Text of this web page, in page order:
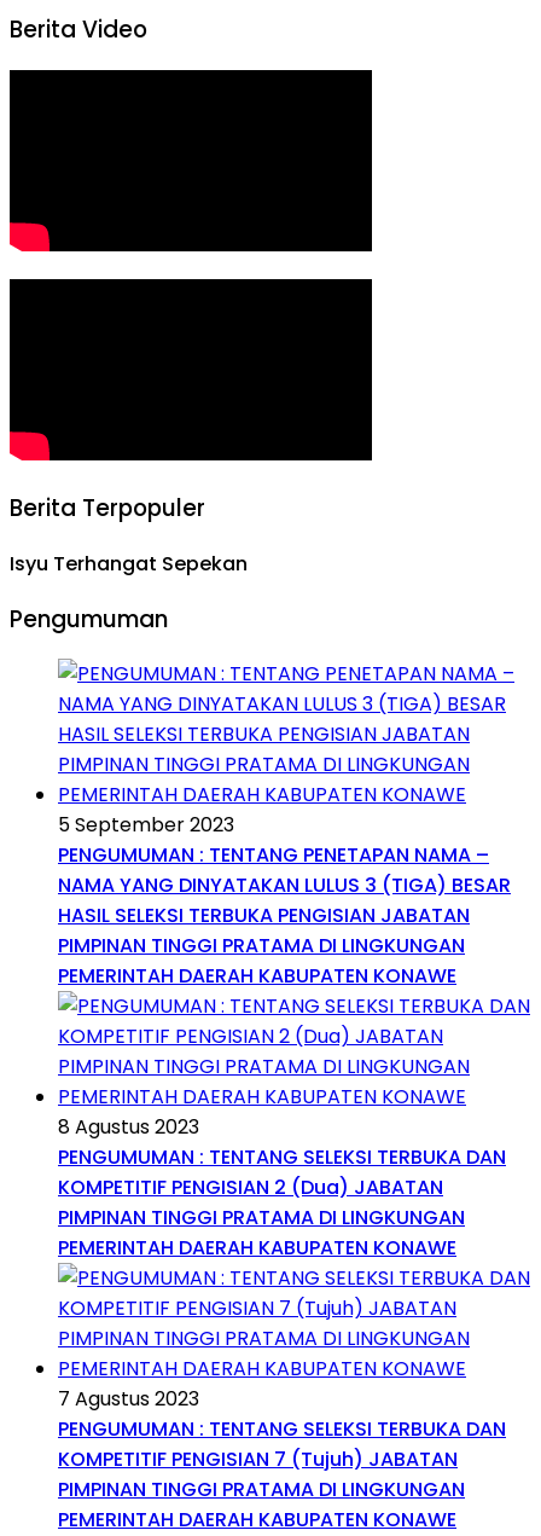
Berita Video
Berita Terpopuler
Isyu Terhangat Sepekan
Pengumuman
5 September 2023
PENGUMUMAN : TENTANG PENETAPAN NAMA –
NAMA YANG DINYATAKAN LULUS 3 (TIGA) BESAR
HASIL SELEKSI TERBUKA PENGISIAN JABATAN
PIMPINAN TINGGI PRATAMA DI LINGKUNGAN
PEMERINTAH DAERAH KABUPATEN KONAWE
8 Agustus 2023
PENGUMUMAN : TENTANG SELEKSI TERBUKA DAN
KOMPETITIF PENGISIAN 2 (Dua) JABATAN
PIMPINAN TINGGI PRATAMA DI LINGKUNGAN
PEMERINTAH DAERAH KABUPATEN KONAWE
7 Agustus 2023
PENGUMUMAN : TENTANG SELEKSI TERBUKA DAN
KOMPETITIF PENGISIAN 7 (Tujuh) JABATAN
PIMPINAN TINGGI PRATAMA DI LINGKUNGAN
PEMERINTAH DAERAH KABUPATEN KONAWE